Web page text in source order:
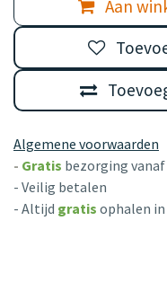
Aan
Algemene voorwaarden
- Gratis bezorging vanaf
- Veilig betalen
- Altijd gratis ophalen